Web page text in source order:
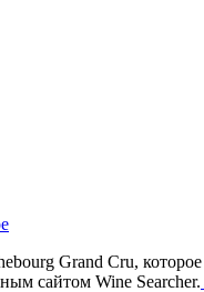
Grand Cru,
сайтом Wine Searcher.